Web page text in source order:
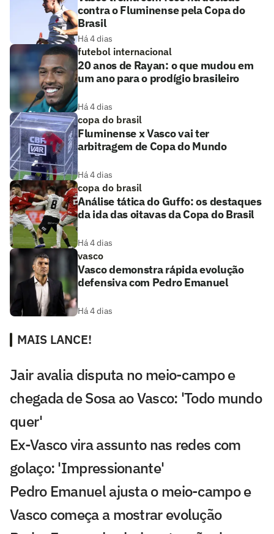
contra o Fluminense pela Copa do
Brasil
Há 4 dias
futebol internacional
20 anos de Rayan: o que mudou em
um ano para o prodígio brasileiro
Há 4 dias
copa do brasil
Fluminense x Vasco vai ter
arbitragem de Copa do Mundo
Há 4 dias
copa do brasil
Análise tática do Guffo: os destaques
da ida das oitavas da Copa do Brasil
Há 4 dias
vasco
Vasco demonstra rápida evolução
defensiva com Pedro Emanuel
Há 4 dias
MAIS LANCE!
Jair avalia disputa no meio-campo e
chegada de Sosa ao Vasco: 'Todo mundo
quer'
Ex-Vasco vira assunto nas redes com
golaço: 'Impressionante'
Pedro Emanuel ajusta o meio-campo e
Vasco começa a mostrar evolução